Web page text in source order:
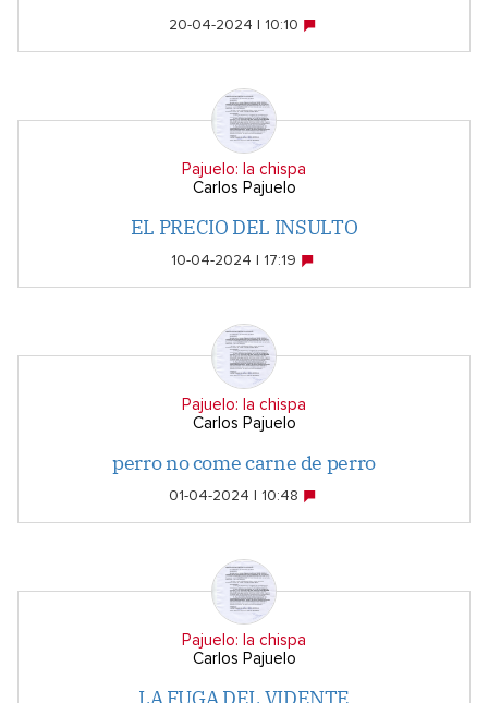
20-04-2024 | 10:10
Pajuelo: la chispa
Carlos Pajuelo
EL PRECIO DEL INSULTO
10-04-2024 | 17:19
Pajuelo: la chispa
Carlos Pajuelo
perro no come carne de perro
01-04-2024 | 10:48
Pajuelo: la chispa
Carlos Pajuelo